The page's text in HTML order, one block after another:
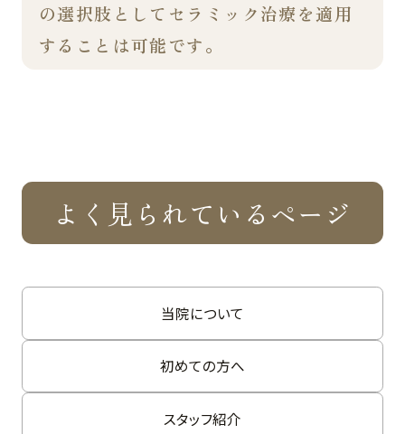
の選択肢としてセラミック治療を適用
することは可能です。
よく見られているページ
当院について
初めての方へ
スタッフ紹介